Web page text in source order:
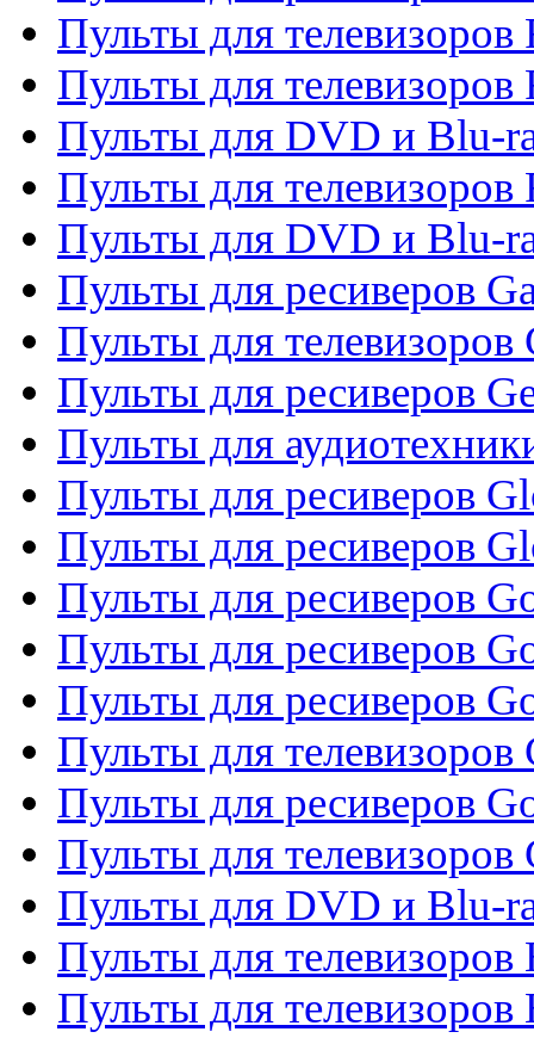
Пульты для телевизоров
Пульты для телевизоров
Пульты для DVD и Blu-
Пульты для телевизоров
Пульты для DVD и Blu-
Пульты для ресиверов
Пульты для телевизоров
Пульты для ресиверов
Пульты для
Пульты для ресиверов
Пульты для ресиверов
Пульты для ресиверов
Пульты для ресиверов
Пульты для ресиверов
Пульты для телевизоров
Пульты для ресиверов
Пульты для телевизоров
Пульты для DVD и Blu-
Пульты для телевизоров
Пульты для телевизоров